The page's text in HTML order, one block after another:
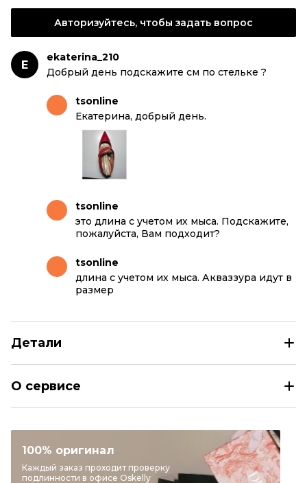
Авторизуйтесь, чтобы задать вопрос
E
ekaterina_210
Добрый день подскажите см по стельке ?
tsonline
Екатерина, добрый день.
tsonline
это длина с учетом их мыса. Подскажите,
пожалуйста, Вам подходит?
tsonline
длина с учетом их мыса. Акваззура идут в
размер
Детали
Категория
Бренд
AQUAZZURA
О сервисе
100% оригинал
Каждый заказ проходит проверку
подлинности в офисе Oskelly